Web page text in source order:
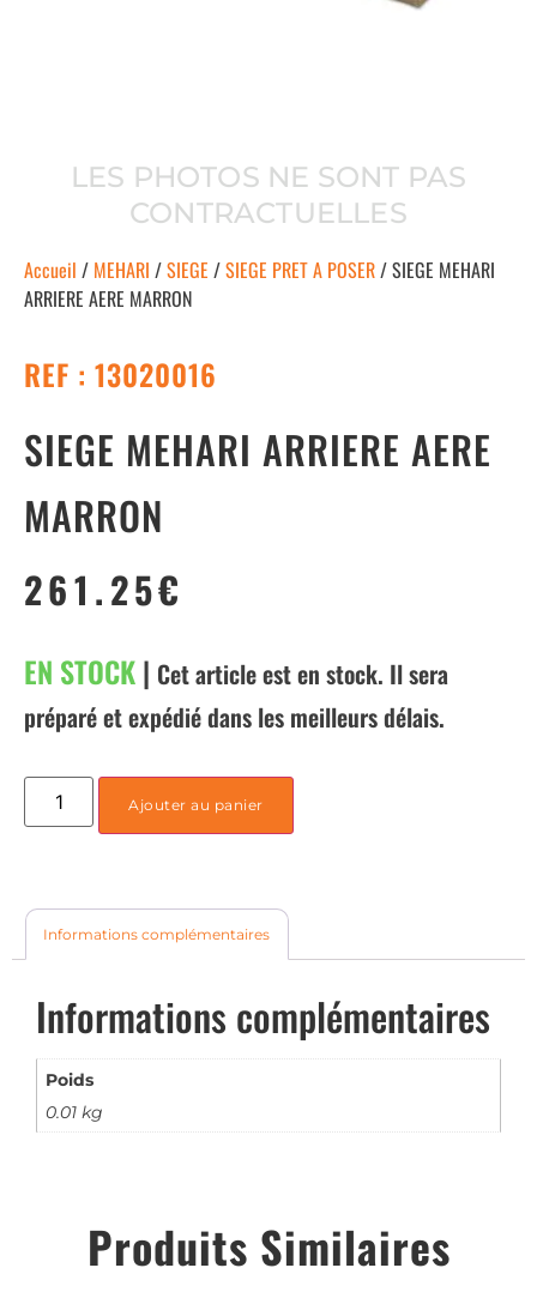
LES PHOTOS NE SONT PAS
CONTRACTUELLES
Accueil / MEHARI /SIEGE /SIEGE PRET A POSER/ SIEGE MEHARI
ARRIERE AERE MARRON
REF : 13020016
SIEGE MEHARI ARRIERE AERE
MARRON
261.25€
EN STOCK| Cet article est en stock. Il sera
préparé et expédié dans les meilleurs délais.
Ajouter au panier
Informations complémentaires
Informations complémentaires
Poids
0.01 kg
Produits Similaires